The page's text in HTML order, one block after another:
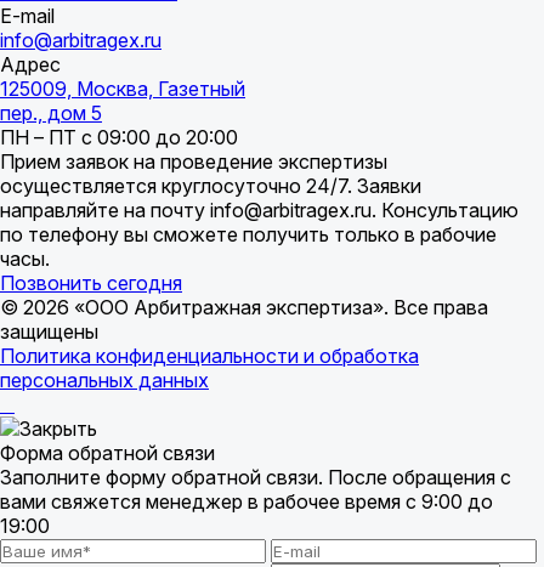
E-mail
info@arbitragex.ru
Адрес
125009, Москва, Газетный
пер., дом 5
ПН – ПТ с 09:00 до 20:00
Прием заявок на проведение экспертизы
осуществляется круглосуточно 24/7. Заявки
направляйте на почту info@arbitragex.ru. Консультацию
по телефону вы сможете получить только в рабочие
часы.
Позвонить сегодня
© 2026 «ООО Арбитражная экспертиза». Все права
защищены
Политика конфиденциальности и обработка
персональных данных
Форма обратной связи
Заполните форму обратной связи. После обращения с
вами свяжется менеджер в рабочее время с 9:00 до
19:00